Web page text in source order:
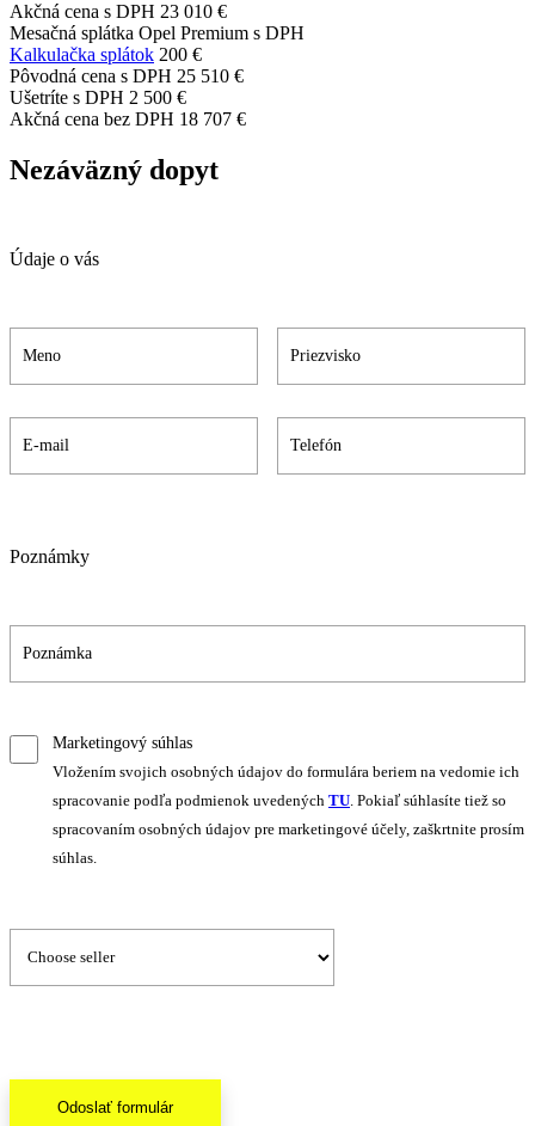
Akčná cena s DPH 23 010 €
Mesačná splátka Opel Premium s DPH
Kalkulačka splátok 200 €
Pôvodná cena s DPH 25 510 €
Ušetríte s DPH 2 500 €
Akčná cena bez DPH 18 707 €
Nezáväzný dopyt
Údaje o vás
Poznámky
Marketingový súhlas
Vložením svojich osobných údajov do formulára beriem na vedomie ich
spracovanie podľa podmienok uvedených TU . Pokiaľ súhlasíte tiež so
spracovaním osobných údajov pre marketingové účely, zaškrtnite prosím
súhlas.
Odoslať formulár